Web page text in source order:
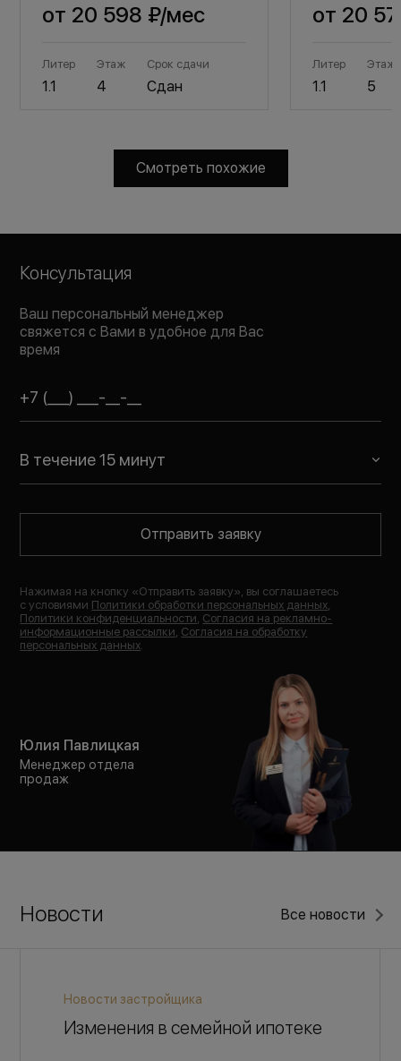
от 20 598 ₽/мес
Литер
1.1
Этаж
4
Срок сдачи
Сдан
от 20
Литер
1.1
Этаж
5
Смотреть похожие
Консультация
Ваш персональный менеджер
свяжется с Вами в удобное для Вас
время
В течение 15 минут
Отправить заявку
Нажимая на кнопку «Отправить заявку», вы соглашаетесь
с условиями Политики обработки персональных данных
Политики конфиденциальности Согласия на рекламно-
информационные рассылки Согласия на обработку
персональных данных
Юлия Павлицкая
Менеджер отдела
продаж
Новости Все новости
Новости застройщика
Изменения в семейной ипотеке